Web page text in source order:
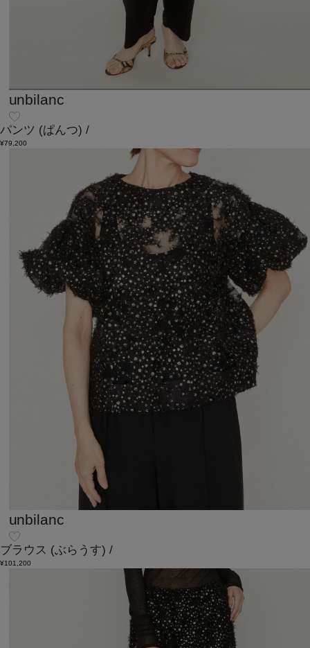
unbilanc
パンツ (ぱんつ) /
¥79,200
unbilanc
ブラウス (ぶらうす) /
¥101,200